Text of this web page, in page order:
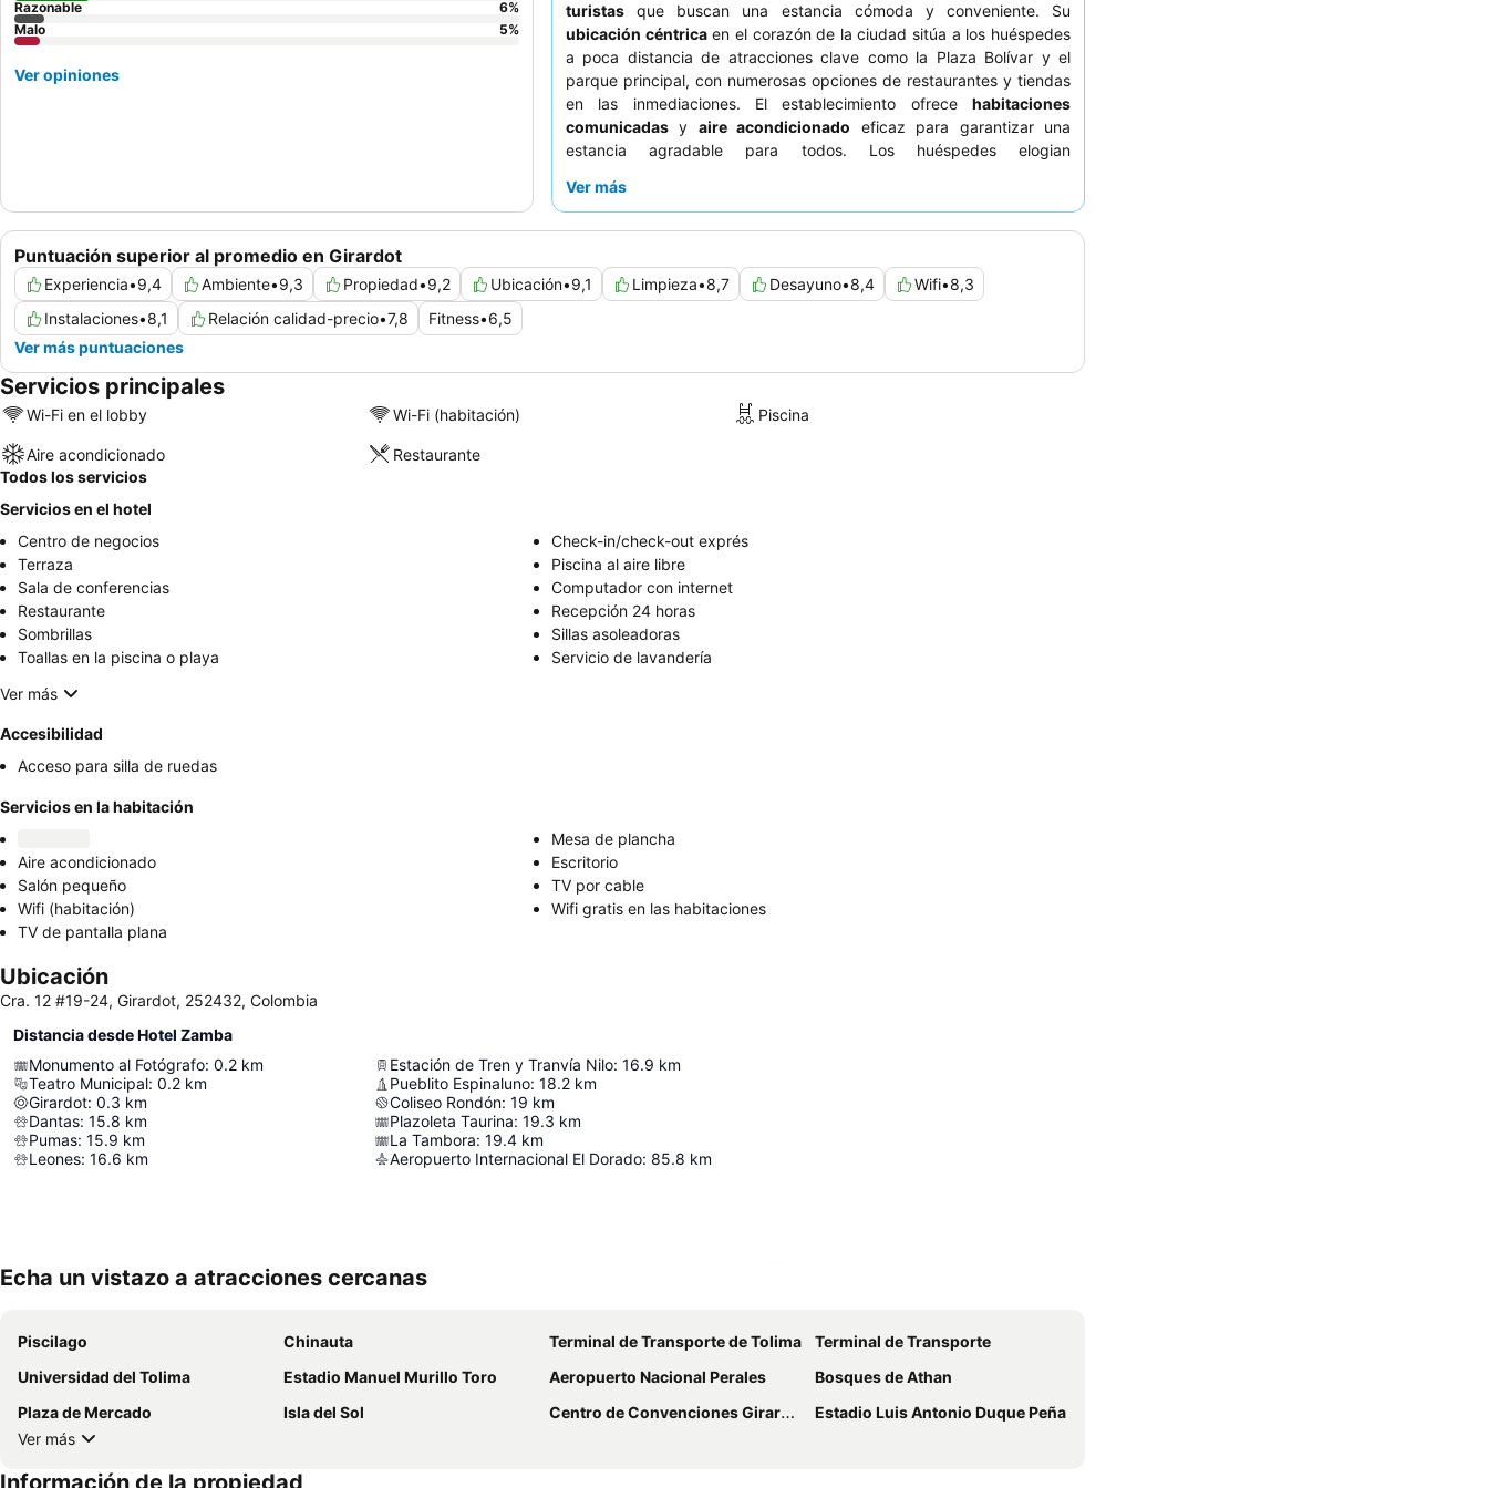
turistas que buscan una estancia cómoda y conveniente. Su
ubicación céntricaen el corazón de la ciudad sitúa a los huéspedes
a poca distancia de atracciones clave como la Plaza Bolívar y el
parque principal, con numerosas opciones de restaurantes y tiendas
en las inmediaciones. El establecimiento ofrece habitaciones
comunicadas y aire acondicionado eficaz para garantizar una
estancia agradable para todos. Los huéspedes elogian
delicioso, variado y abundante desayuno. Para aquellos que buscan
Ver más
Puntuación superior al promedio en Girardot
Experiencia•9,4 Ambiente•9,3 Propiedad•9,2 Ubicación•9,1 Limpieza•8,7 Desayuno•8,4 Wifi•8,3
Instalaciones•8,1 Relación calidad-precio•7,8 Fitness•6,5
Ver más puntuaciones
Razonable
6%
Malo
5%
Ver opiniones
Servicios principales
Wi-Fi en el lobby Wi-Fi (habitación) Piscina
Aire acondicionado
Restaurante
Todos los servicios
Servicios en el hotel
Centro de negocios
Check-in/check-out exprés
Terraza
Piscina al aire libre
Sala de conferencias
Computador con internet
Restaurante
Recepción 24 horas
Sombrillas
Sillas asoleadoras
Toallas en la piscina o playa
Servicio de lavandería
Ver más
Accesibilidad
Acceso para silla de ruedas
Servicios en la habitación
Mesa de plancha
Aire acondicionado
Escritorio
Salón pequeño
TV por cable
Wifi (habitación)
Wifi gratis en las habitaciones
TV de pantalla plana
Ubicación
Cra. 12 #19-24, Girardot, 252432, Colombia
Distancia desde Hotel Zamba
Monumento al Fotógrafo: 0.2 km
Teatro Municipal: 0.2 km
Girardot: 0.3 km
Dantas: 15.8 km
Pumas: 15.9 km
Leones: 16.6 km
Estación de Tren y Tranvía Nilo: 16.9 km
Pueblito Espinaluno: 18.2 km
Coliseo Rondón: 19 km
Plazoleta Taurina: 19.3 km
La Tambora: 19.4 km
Aeropuerto Internacional El Dorado: 85.8 km
Echa un vistazo a atracciones cercanas
Piscilago Chinauta Terminal de Transporte de Tolima
Terminal de Transporte
Universidad del Tolima
Estadio Manuel Murillo Toro Aeropuerto Nacional Perales
Bosques de Athan
Plaza de Mercado
Isla del Sol Centro de Convenciones Girardot
Estadio Luis Antonio Duque Peña
Ver más